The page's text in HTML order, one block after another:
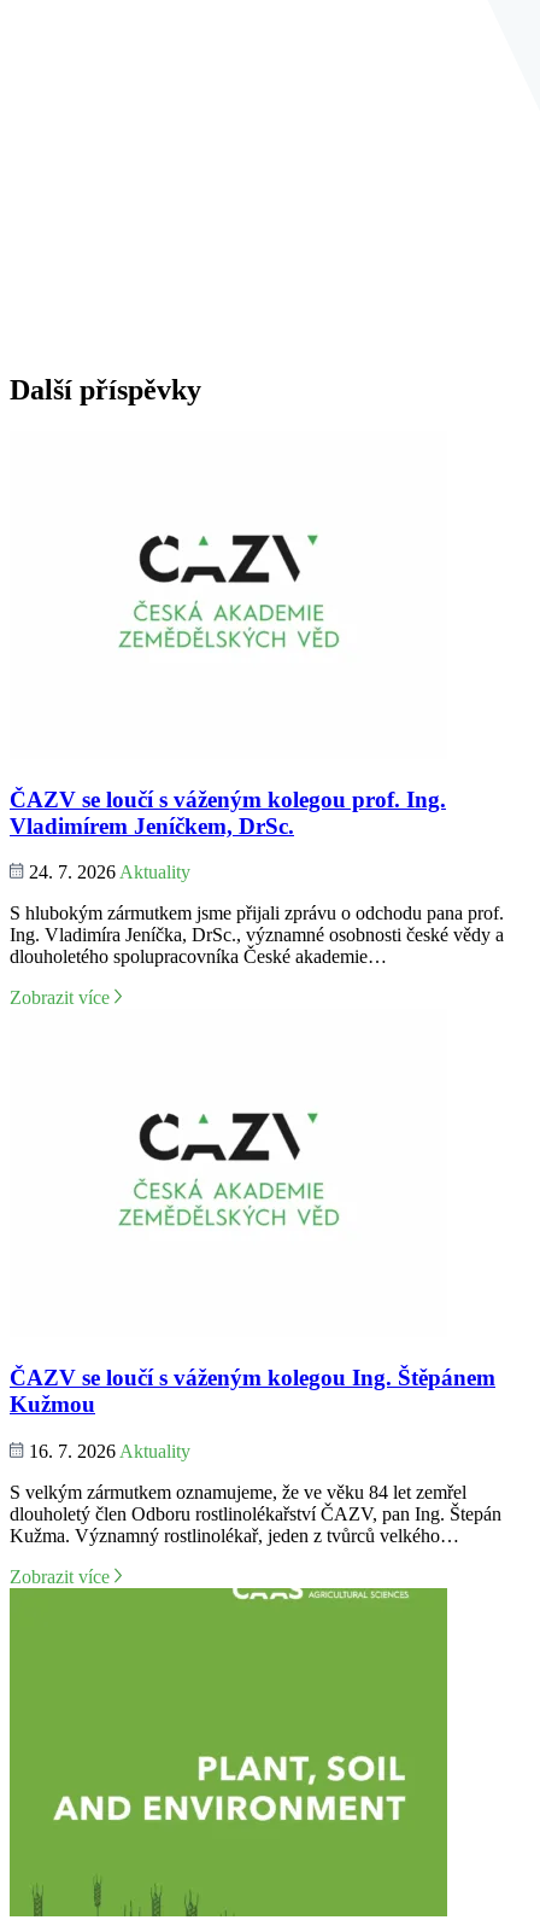
Další příspěvky
ČAZV se loučí s váženým kolegou prof. Ing.
Vladimírem Jeníčkem, DrSc.
24. 7. 2026 Aktuality
S hlubokým zármutkem jsme přijali zprávu o odchodu pana prof.
Ing. Vladimíra Jeníčka, DrSc., významné osobnosti české vědy a
dlouholetého spolupracovníka České akademie…
Zobrazit více
ČAZV se loučí s váženým kolegou Ing. Štěpánem
Kužmou
16. 7. 2026 Aktuality
S velkým zármutkem oznamujeme, že ve věku 84 let zemřel
dlouholetý člen Odboru rostlinolékařství ČAZV, pan Ing. Štepán
Kužma. Významný rostlinolékař, jeden z tvůrců velkého…
Zobrazit více